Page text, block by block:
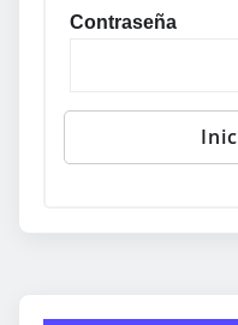
Contraseña